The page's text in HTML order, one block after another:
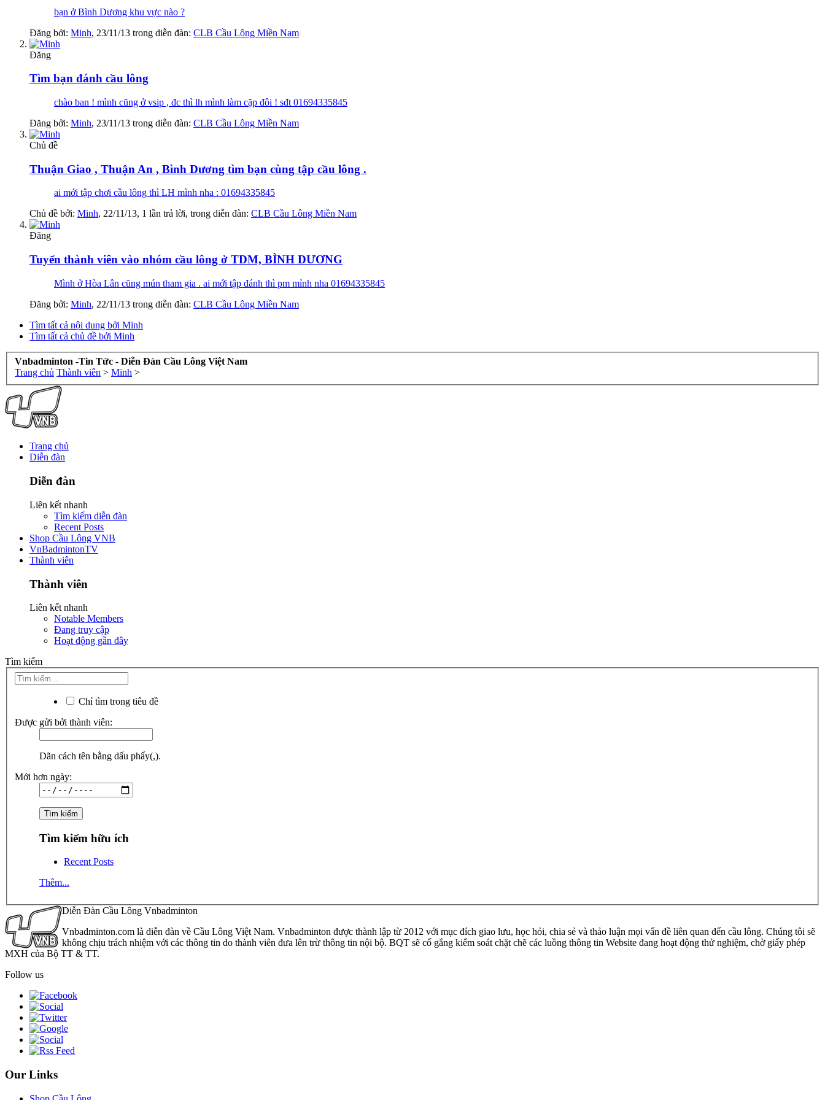
bạn ở Bình Dương khu vực nào ?
Đăng bởi: Minh, 23/11/13 trong diễn đàn: CLB Cầu Lông Miền Nam
Đăng
Tìm bạn đánh cầu lông
chào ban ! mình cũng ở vsip , đc thì lh mình làm cặp đôi ! sđt 01694335845
Đăng bởi: Minh, 23/11/13 trong diễn đàn: CLB Cầu Lông Miền Nam
Chủ đề
Thuận Giao , Thuận An , Bình Dương tìm bạn cùng tập cầu lông .
ai mới tập chơi cầu lông thì LH mình nha : 01694335845
Chủ đề bởi: Minh, 22/11/13, 1 lần trả lời, trong diễn đàn: CLB Cầu Lông Miền Nam
Đăng
Tuyển thành viên vào nhóm cầu lông ở TDM, BÌNH DƯƠNG
Mình ở Hòa Lân cũng mún tham gia . ai mới tập đánh thì pm mỉnh nha 01694335845
Đăng bởi: Minh, 22/11/13 trong diễn đàn: CLB Cầu Lông Miền Nam
Tìm tất cả nội dung bởi Minh
Tìm tất cả chủ đề bởi Minh
Vnbadminton -Tin Tức - Diễn Đàn Cầu Lông Việt Nam
Trang chủ Thành viên > Minh >
Trang chủ
Diễn đàn
Diễn đàn
Liên kết nhanh
Tìm kiếm diễn đàn
Recent Posts
Shop Cầu Lông VNB
VnBadmintonTV
Thành viên
Thành viên
Liên kết nhanh
Notable Members
Đang truy cập
Hoạt động gần đây
Tìm kiếm
Chỉ tìm trong tiêu đề
Được gửi bởi thành viên:
Dãn cách tên bằng dấu phẩy(,).
Mới hơn ngày:
Tìm kiếm hữu ích
Recent Posts
Thêm...
Diễn Đàn Cầu Lông Vnbadminton
Vnbadminton.com là diễn đàn về Cầu Lông Việt Nam. Vnbadminton được thành lập từ 2012 với mục đích giao lưu, học hỏi, chia sẻ và thảo luận mọi vấn đề liên quan đến cầu lông. Chúng tôi sẽ
không chịu trách nhiệm với các thông tin do thành viên đưa lên trừ thông tin nội bộ. BQT sẽ cố gắng kiểm soát chặt chẽ các luồng thông tin Website đang hoạt động thử nghiệm, chờ giấy phép
MXH của Bộ TT & TT.
Follow us
Our Links